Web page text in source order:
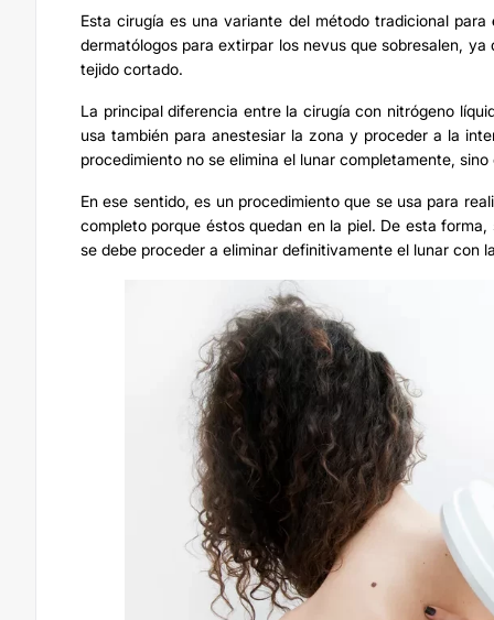
Esta cirugía es una variante del método tradicional para
dermatólogos para extirpar los nevus que sobresalen,
tejido cortado.
La principal diferencia entre la cirugía con nitrógeno
usa también para anestesiar la zona y proceder a la
procedimiento no se elimina el lunar completamente,
En ese sentido, es un procedimiento que se usa para
completo porque éstos quedan en la piel. De esta
se debe proceder a eliminar definitivamente el lunar con